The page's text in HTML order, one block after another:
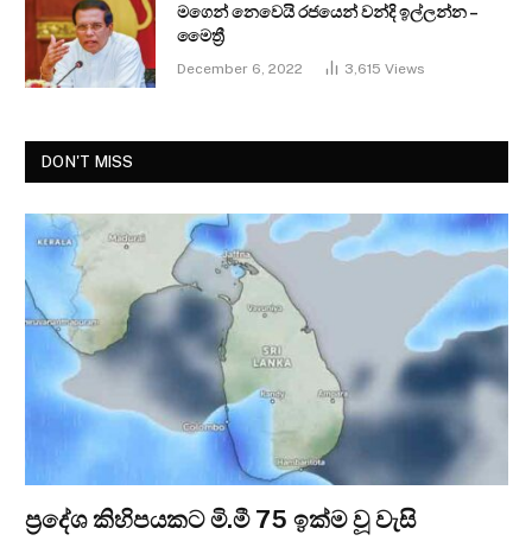
මගෙන් නෙවෙයි රජයෙන් වන්දි ඉල්ලන්න –
මෛත්‍රී
December 6, 2022 3,615 Views
DON'T MISS
ප්‍රදේශ කිහිපයකට මි.මී 75 ඉක්ම වූ වැසි